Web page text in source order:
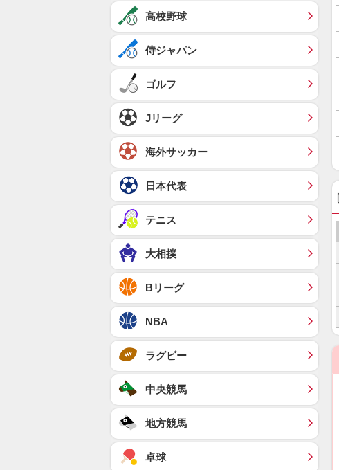
高校野球
侍ジャパン
ゴルフ
Jリーグ
海外サッカー
日本代表
テニス
大相撲
Bリーグ
NBA
ラグビー
中央競馬
地方競馬
卓球